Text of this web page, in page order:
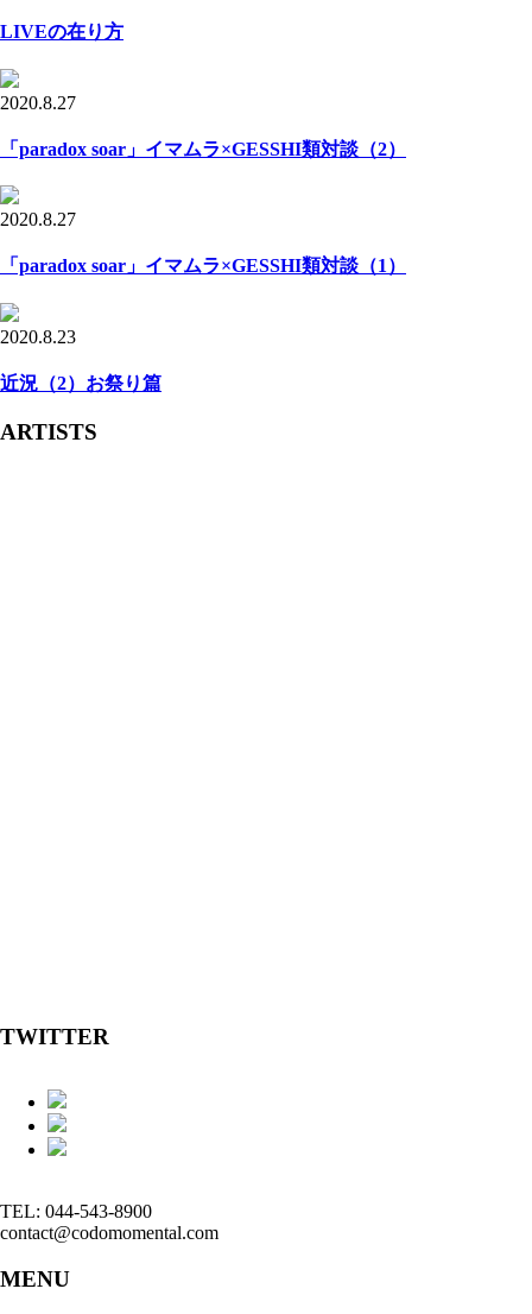
LIVEの在り方
2020.8.27
「paradox soar」イマムラ×GESSHI類対談（2）
2020.8.27
「paradox soar」イマムラ×GESSHI類対談（1）
2020.8.23
近況（2）お祭り篇
ARTISTS
TWITTER
TEL: 044-543-8900
contact@codomomental.com
MENU